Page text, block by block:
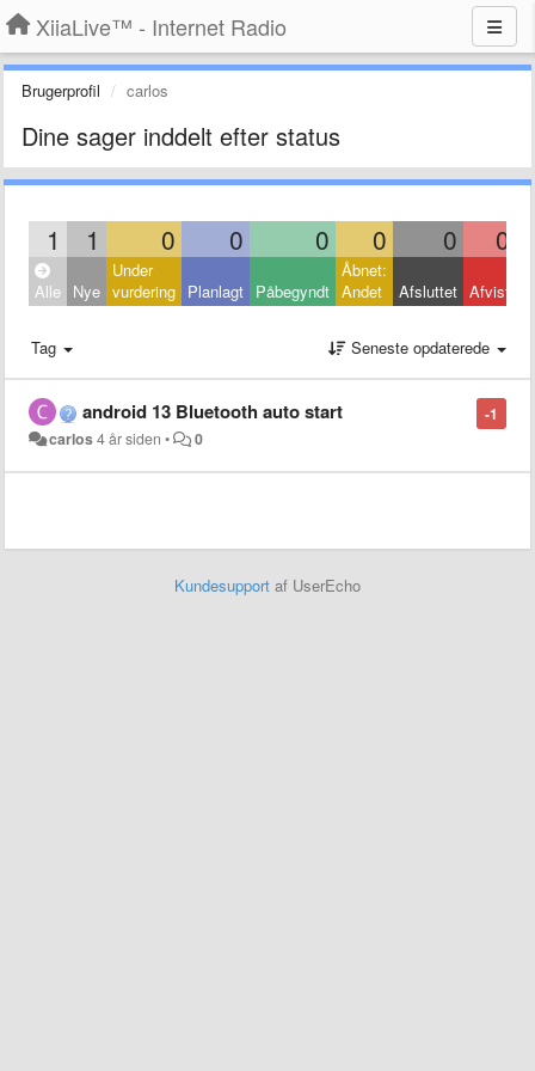
XiiaLive™ - Internet Radio
Brugerprofil carlos
Dine sager inddelt efter status
1 1 0 0 0 0 0 0
Alle Nye
Under
vurdering Planlagt Påbegyndt
Åbnet:
Andet
Afsluttet Afvist
Tag Seneste opdaterede
-1
android 13 Bluetooth auto start
carlos4 år siden • 0
Kundesupport af UserEcho